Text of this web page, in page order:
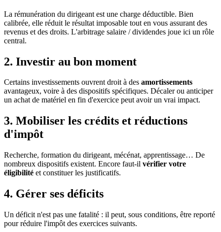
La rémunération du dirigeant est une charge déductible. Bien
calibrée, elle réduit le résultat imposable tout en vous assurant des
revenus et des droits. L'arbitrage salaire / dividendes joue ici un rôle
central.
2. Investir au bon moment
Certains investissements ouvrent droit à des amortissements
avantageux, voire à des dispositifs spécifiques. Décaler ou anticiper
un achat de matériel en fin d'exercice peut avoir un vrai impact.
3. Mobiliser les crédits et réductions
d'impôt
Recherche, formation du dirigeant, mécénat, apprentissage… De
nombreux dispositifs existent. Encore faut-il vérifier votre
éligibilité et constituer les justificatifs.
4. Gérer ses déficits
Un déficit n'est pas une fatalité : il peut, sous conditions, être reporté
pour réduire l'impôt des exercices suivants.